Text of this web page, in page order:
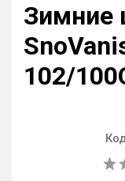
Зимние
102/